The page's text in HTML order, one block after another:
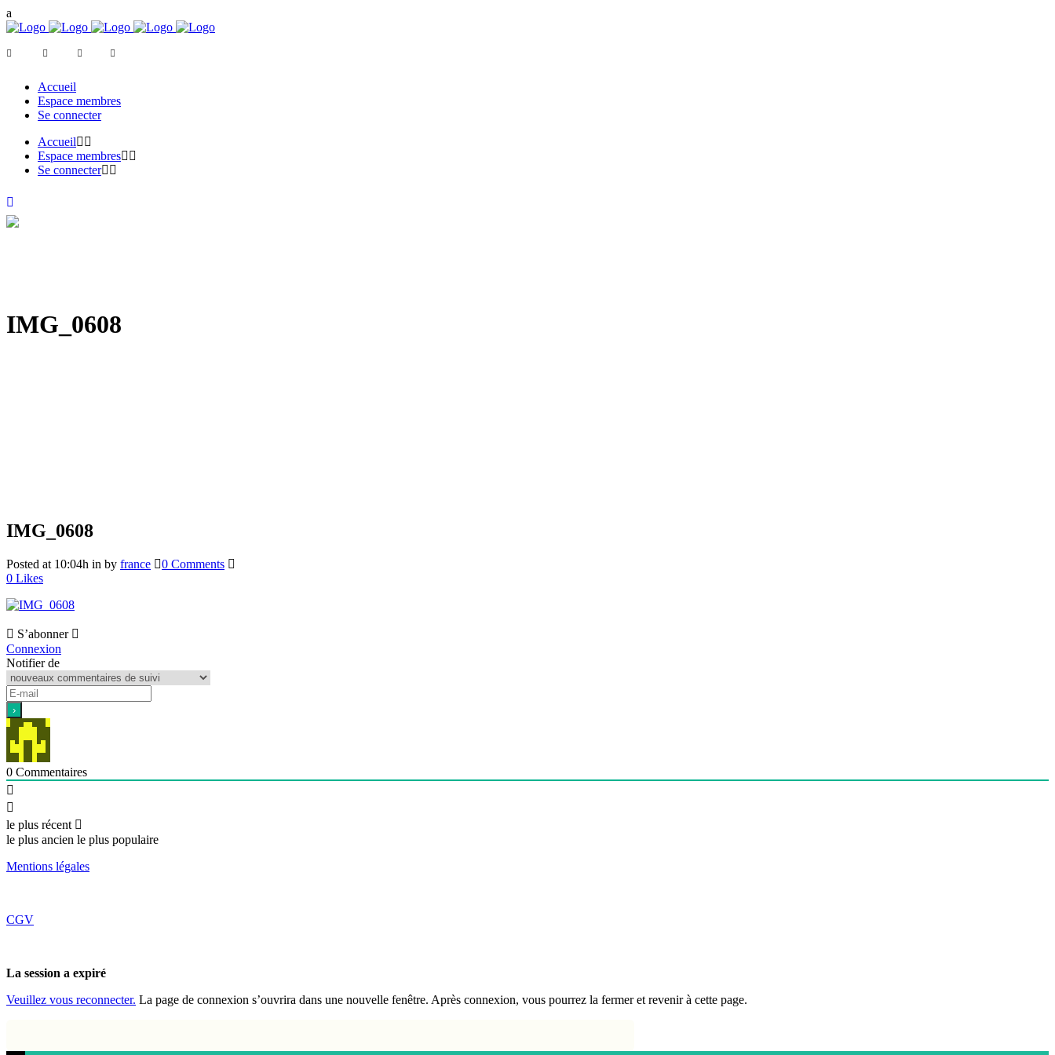
Accueil
Espace membres
Se connecter
Accueil
Espace membres
Se connecter
IMG_0608
IMG_0608
Posted at 10:04h in by france
0 Comments
0 Likes
S’abonner
Connexion
Notifier de
0 Commentaires
le plus récent
le plus ancien le plus populaire
Mentions légales
CGV
La session a expiré
Veuillez vous reconnecter. La page de connexion s’ouvrira dans une nouvelle fenêtre. Après connexion, vous pourrez la fermer et revenir à cette page.